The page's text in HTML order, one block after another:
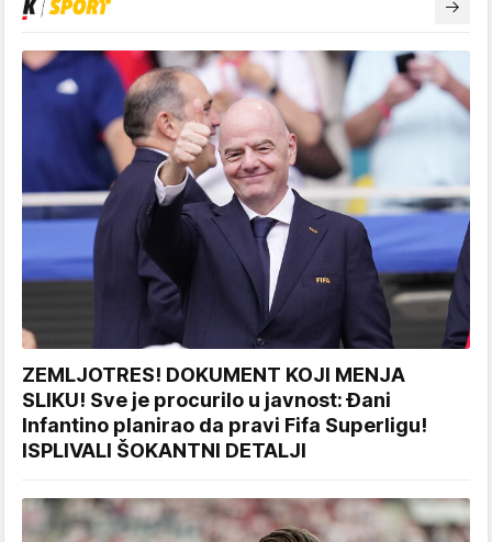
ZEMLJOTRES! DOKUMENT KOJI MENJA
SLIKU! Sve je procurilo u javnost: Đani
Infantino planirao da pravi Fifa Superligu!
ISPLIVALI ŠOKANTNI DETALJI